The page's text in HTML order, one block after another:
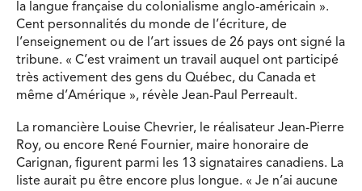
la langue française du colonialisme anglo-américain ».
Cent personnalités du monde de l’écriture, de
l’enseignement ou de l’art issues de 26 pays ont signé la
tribune. « C’est vraiment un travail auquel ont participé
très activement des gens du Québec, du Canada et
même d’Amérique », révèle Jean-Paul Perreault.
La romancière Louise Chevrier, le réalisateur Jean-Pierre
Roy, ou encore René Fournier, maire honoraire de
Carignan, figurent parmi les 13 signataires canadiens. La
liste aurait pu être encore plus longue. « Je n’ai aucune